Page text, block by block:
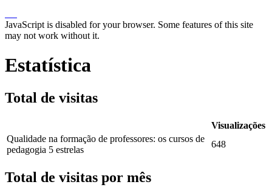
JavaScript is disabled for your browser. Some features of this site
may not work without it.
Estatística
Total de visitas
Visualizações
Qualidade na formação de professores: os cursos de
pedagogia 5 estrelas
648
Total de visitas por mês